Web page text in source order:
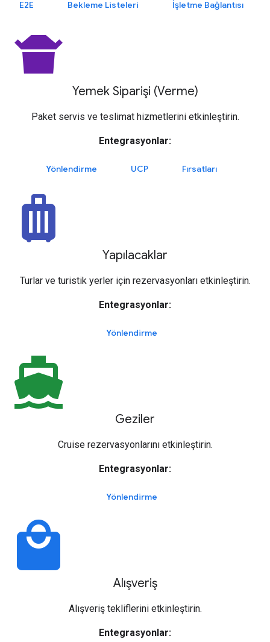
E2E Bekleme Listeleri İşletme Bağlantısı
takeout_dining
Yemek Siparişi (Verme)
Paket servis ve teslimat hizmetlerini etkinleştirin.
Entegrasyonlar:
Yönlendirme UCP Fırsatları
luggage
Yapılacaklar
Turlar ve turistik yerler için rezervasyonları etkinleştirin.
Entegrasyonlar:
Yönlendirme
directions_boat
Geziler
Cruise rezervasyonlarını etkinleştirin.
Entegrasyonlar:
Yönlendirme
local_mall
Alışveriş
Alışveriş tekliflerini etkinleştirin.
Entegrasyonlar: